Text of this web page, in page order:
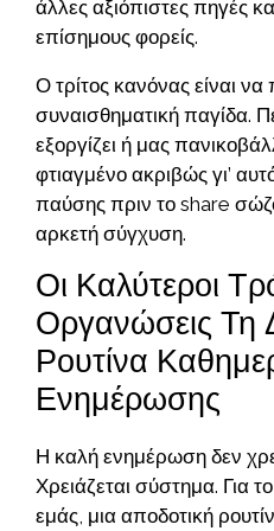
άλλες αξιόπιστες πηγές
επίσημους φορείς.
Ο τρίτος κανόνας είναι
συναισθηματική παγίδα.
εξοργίζει ή μας
φτιαγμένο ακριβώς γι’
παύσης πριν το share
αρκετή σύγχυση.
Οι Καλύτεροι
Οργανώσεις Τη
Ρουτίνα
Ενημέρωσης
Η καλή ενημέρωση δεν
Χρειάζεται σύστημα. Για
εμάς, μια αποδοτική